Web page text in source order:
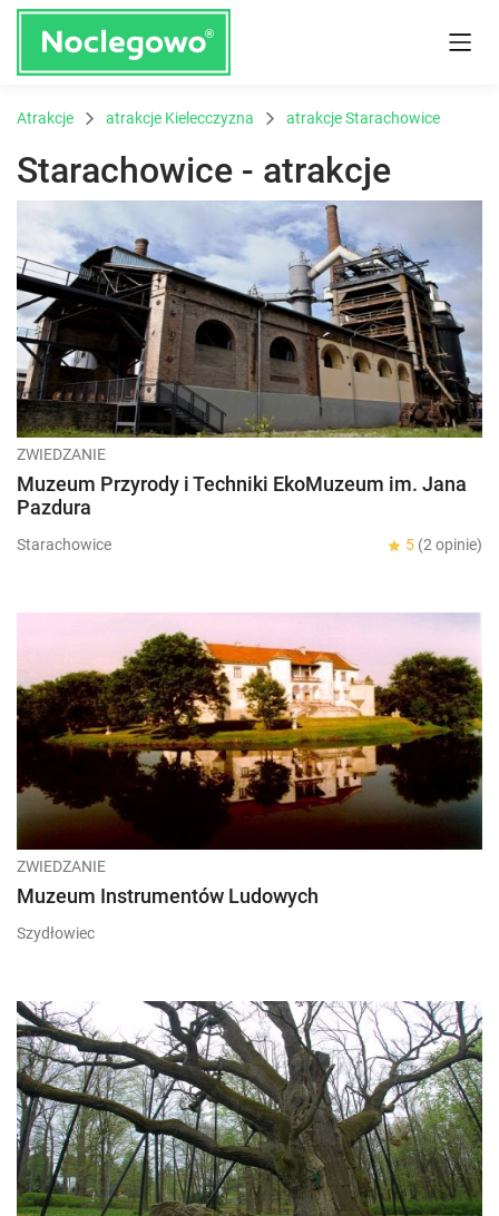
Atrakcje atrakcje Kielecczyzna atrakcje Starachowice
Starachowice - atrakcje
ZWIEDZANIE
Muzeum Przyrody i Techniki EkoMuzeum im. Jana
Pazdura
Starachowice 5 (2 opinie)
ZWIEDZANIE
Muzeum Instrumentów Ludowych
Szydłowiec